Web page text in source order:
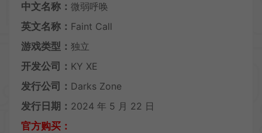
中文名称： 微弱呼唤
英文名称： Faint Call
游戏类型： 独立
开发公司： KY XE
发行公司： Darks Zone
发行日期： 2024 年 5 月 22 日
官方购买：